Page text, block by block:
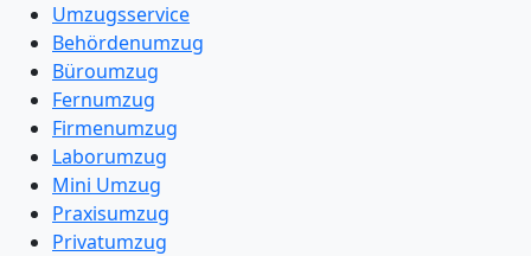
Umzugsservice
Behördenumzug
Büroumzug
Fernumzug
Firmenumzug
Laborumzug
Mini Umzug
Praxisumzug
Privatumzug